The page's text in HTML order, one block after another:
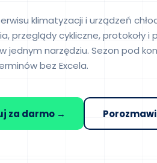
klimatyzacji i urządzeń
przeglądy cykliczne, protokoły i
jednym narzędziu. Sezon pod
bez Excela.
za darmo →